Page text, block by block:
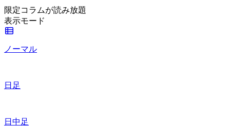
限定コラムが読み放題
表示モード
ノーマル
日足
日中足